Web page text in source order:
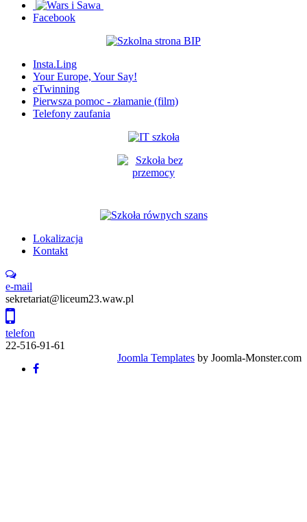
Facebook
Insta.Ling
Your Europe, Your Say!
eTwinning
Pierwsza pomoc - złamanie (film)
Telefony zaufania
Lokalizacja
Kontakt
e-mail
sekretariat@liceum23.waw.pl
telefon
22-516-91-61
Joomla Templates by Joomla-Monster.com
Back